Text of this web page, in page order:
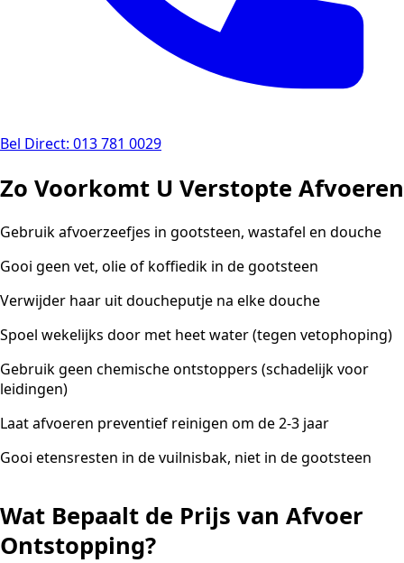
Bel Direct: 013 781 0029
Zo Voorkomt U Verstopte Afvoeren
Gebruik afvoerzeefjes in gootsteen, wastafel en douche
Gooi geen vet, olie of koffiedik in de gootsteen
Verwijder haar uit doucheputje na elke douche
Spoel wekelijks door met heet water (tegen vetophoping)
Gebruik geen chemische ontstoppers (schadelijk voor
leidingen)
Laat afvoeren preventief reinigen om de 2-3 jaar
Gooi etensresten in de vuilnisbak, niet in de gootsteen
Wat Bepaalt de Prijs van Afvoer
Ontstopping?